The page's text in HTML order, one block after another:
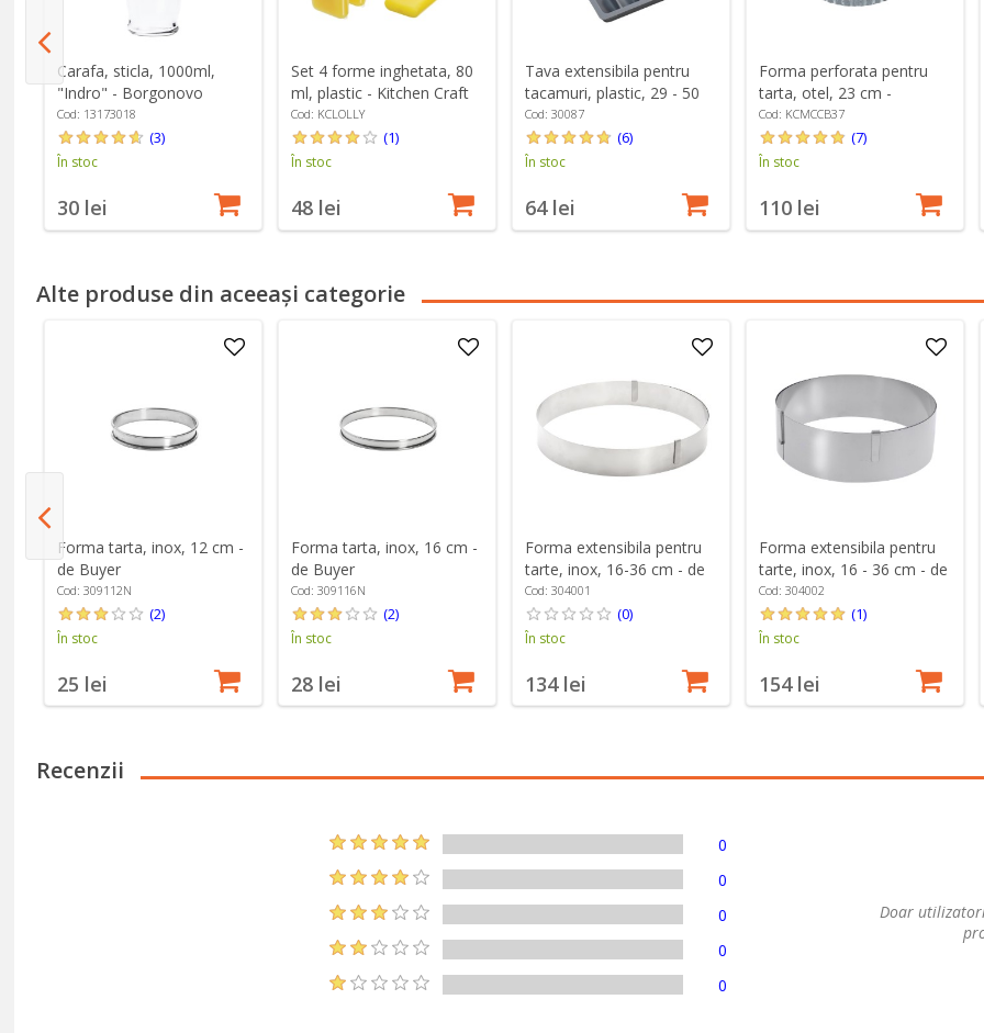
Carafa, sticla, 1000ml,
"Indro" - Borgonovo
Cod: 13173018
(3)
În stoc
30 lei
Set 4 forme inghetata, 80
ml, plastic - Kitchen Craft
Cod: KCLOLLY
(1)
În stoc
48 lei
Tava extensibila pentru
tacamuri, plastic, 29 - 50
cm, Gri - Kesper
Cod: 30087
(6)
În stoc
64 lei
Forma perforata pentru
tarta, otel, 23 cm -
MasterClass
Cod: KCMCCB37
(7)
În stoc
110 lei
Alte produse din aceeași categorie
Forma tarta, inox, 12 cm -
de Buyer
Cod: 309112N
(2)
În stoc
25 lei
Forma tarta, inox, 16 cm -
de Buyer
Cod: 309116N
(2)
În stoc
28 lei
Forma extensibila pentru
tarte, inox, 16-36 cm - de
Buyer
Cod: 304001
(0)
În stoc
134 lei
Forma extensibila pentru
tarte, inox, 16 - 36 cm - de
Buyer
Cod: 304002
(1)
În stoc
154 lei
Recenzii
0
0
0
0
0
Doar